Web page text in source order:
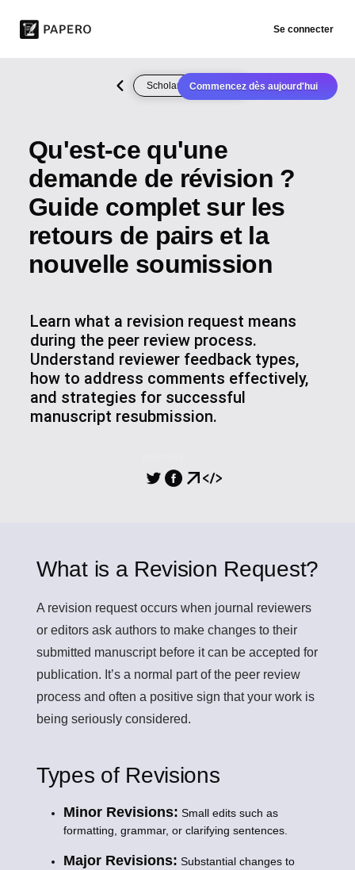
Se connecter
Commencez dès aujourd'hui
Scholarly Publishing
Qu'est-ce qu'une
demande de révision ?
Guide complet sur les
retours de pairs et la
nouvelle soumission
Learn what a revision request means
during the peer review process.
Understand reviewer feedback types,
how to address comments effectively,
and strategies for successful
manuscript resubmission.
What is a Revision Request?
A revision requestoccurs when journal reviewers
or editors ask authors to make changes to their
submitted manuscript before it can be accepted for
publication. It’s a normal part of the peer review
process and often a positive sign that your work is
being seriously considered.
Types of Revisions
Minor Revisions: Small edits such as
formatting, grammar, or clarifying sentences.
Major Revisions: Substantial changes to